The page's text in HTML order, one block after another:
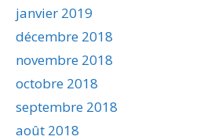
janvier 2019
décembre 2018
novembre 2018
octobre 2018
septembre 2018
août 2018